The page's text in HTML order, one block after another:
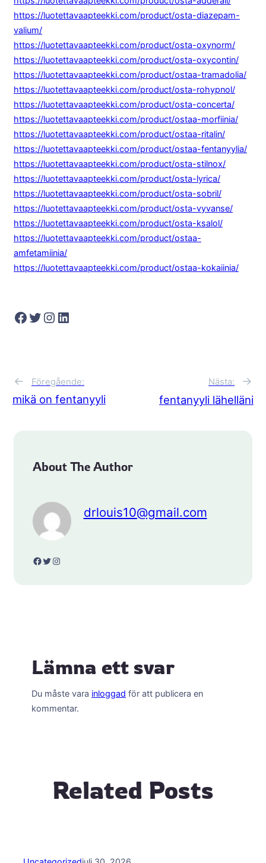
https://luotettavaapteekki.com/product/osta-diazepam-
valium/
https://luotettavaapteekki.com/product/osta-oxynorm/
https://luotettavaapteekki.com/product/osta-oxycontin/
https://luotettavaapteekki.com/product/ostaa-tramadolia/
https://luotettavaapteekki.com/product/osta-rohypnol/
https://luotettavaapteekki.com/product/osta-concerta/
https://luotettavaapteekki.com/product/ostaa-morfiinia/
https://luotettavaapteekki.com/product/ostaa-ritalin/
https://luotettavaapteekki.com/product/ostaa-fentanyylia/
https://luotettavaapteekki.com/product/osta-stilnox/
https://luotettavaapteekki.com/product/osta-lyrica/
https://luotettavaapteekki.com/product/osta-sobril/
https://luotettavaapteekki.com/product/osta-vyvanse/
https://luotettavaapteekki.com/product/osta-ksalol/
https://luotettavaapteekki.com/product/ostaa-
amfetamiinia/
https://luotettavaapteekki.com/product/ostaa-kokaiinia/
Facebook Twitter Instagram LinkedIn
← Föregående:
mikä on fentanyyli
Nästa:
fentanyyli lähelläni
→
About The Author
drlouis10@gmail.com
Facebook Twitter Instagram
Lämna ett svar
Du måste vara inloggad för att publicera en
kommentar.
Related Posts